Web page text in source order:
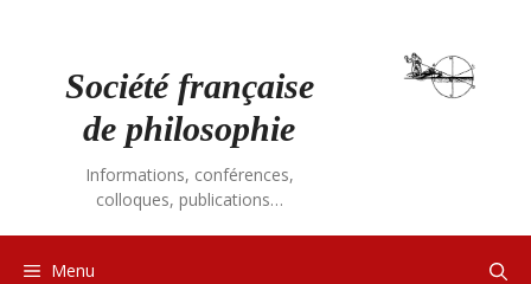
Société française
de philosophie
Informations, conférences,
colloques, publications…
Menu